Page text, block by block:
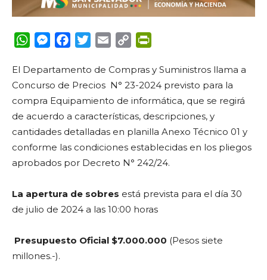
WhatsApp
Messenger
FacebookTwitterEmail Copy
El Departamento de Compras y Suministros llama a
Concurso de Precios N° 23-2024 previsto para la
compra Equipamiento de informática, que se regirá
de acuerdo a características, descripciones, y
cantidades detalladas en planilla Anexo Técnico 01 y
conforme las condiciones establecidas en los pliegos
aprobados por Decreto N° 242/24.
La apertura de sobres está prevista para el día 30
de julio de 2024 a las 10:00 horas
Presupuesto Oficial $7.000.000 (Pesos siete
millones.-).